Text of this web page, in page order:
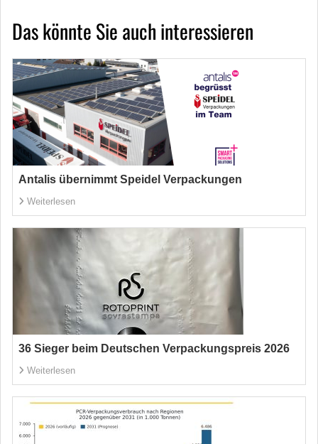
Das könnte Sie auch interessieren
Antalis übernimmt Speidel Verpackungen
Weiterlesen
36 Sieger beim Deutschen Verpackungspreis 2026
Weiterlesen